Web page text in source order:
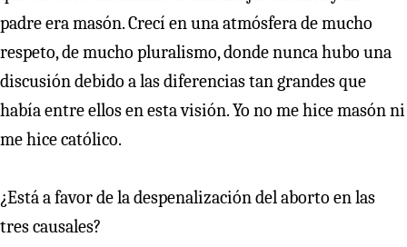
padre era masón. Crecí en una atmósfera de mucho
respeto, de mucho pluralismo, donde nunca hubo una
discusión debido a las diferencias tan grandes que
había entre ellos en esta visión. Yo no me hice masón ni
me hice católico.
¿Está a favor de la despenalización del aborto en las
tres causales?